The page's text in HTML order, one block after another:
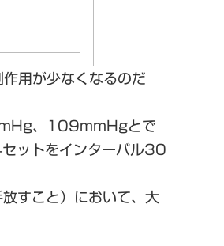
用が少なくなるのだ
、109mmHgとで
ットをインターバル30
すこと）において、大